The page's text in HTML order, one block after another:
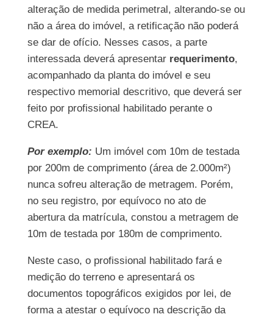
alteração de medida perimetral, alterando-se ou
não a área do imóvel, a retificação não poderá
se dar de ofício. Nesses casos, a parte
interessada deverá apresentar requerimento,
acompanhado da planta do imóvel e seu
respectivo memorial descritivo, que deverá ser
feito por profissional habilitado perante o
CREA.
Por exemplo: Um imóvel com 10m de testada
por 200m de comprimento (área de 2.000m²)
nunca sofreu alteração de metragem. Porém,
no seu registro, por equívoco no ato de
abertura da matrícula, constou a metragem de
10m de testada por 180m de comprimento.
Neste caso, o profissional habilitado fará e
medição do terreno e apresentará os
documentos topográficos exigidos por lei, de
forma a atestar o equívoco na descrição da